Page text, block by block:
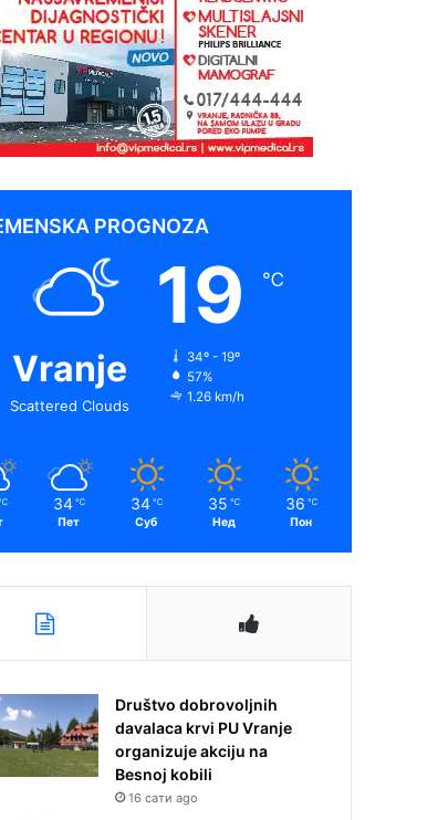
PROGNOZA
Vranje
Scattered Clouds
19 ℃
34º - 19º
57%
1.26 km/h
34 ℃
Пет
34 ℃
Суб
35 ℃
Нед
36 ℃
Пон
Društvo dobrovoljnih
davalaca krvi PU Vranje
organizuje akciju na
Besnoj kobili
16 сати ago